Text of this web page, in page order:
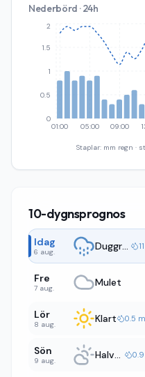
Nederbörd · 24h
01:00 05:00 09:00
0
0.5
1
1.5
2
Staplar: mm regn ·
10-dygnsprognos
Idag
6 aug. Duggregn
Fre
7 aug. Mulet
Lör
8 aug. Klart 0.5
Sön
9 aug. Halvklart 0.9